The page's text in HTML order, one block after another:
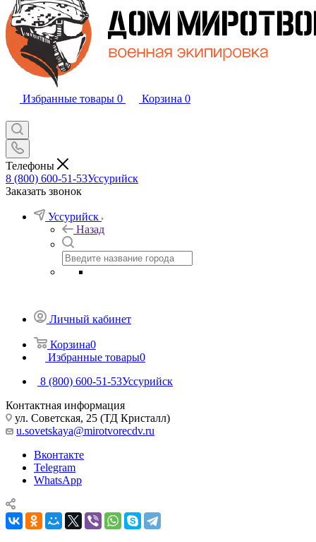
Избранные товары 0 Корзина 0
Телефоны
8 (800) 600-51-53Уссурийск
Заказать звонок
Уссурийск
Назад
Личный кабинет
Корзина0
Избранные товары0
8 (800) 600-51-53Уссурийск
Контактная информация
ул. Советская, 25 (ТД Кристалл)
u.sovetskaya@mirotvorecdv.ru
Вконтакте
Telegram
WhatsApp